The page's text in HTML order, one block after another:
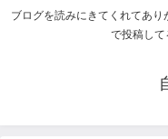
ブログを読みにきてくれてあ
で投稿し